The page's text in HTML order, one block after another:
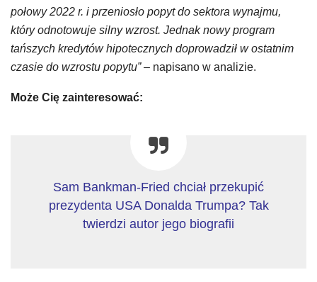
połowy 2022 r. i przeniosło popyt do sektora wynajmu,
który odnotowuje silny wzrost. Jednak nowy program
tańszych kredytów hipotecznych doprowadził w ostatnim
czasie do wzrostu popytu”– napisano w analizie.
Może Cię zainteresować:
Sam Bankman-Fried chciał przekupić
prezydenta USA Donalda Trumpa? Tak
twierdzi autor jego biografii